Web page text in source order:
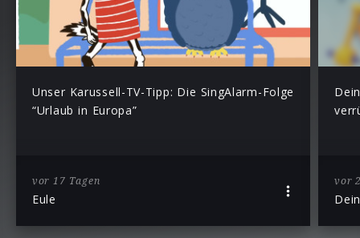
Unser Karussell-TV-Tipp: Die SingAlarm-Folge
“Urlaub in Europa”
vor 17 Tagen
Eule
vor